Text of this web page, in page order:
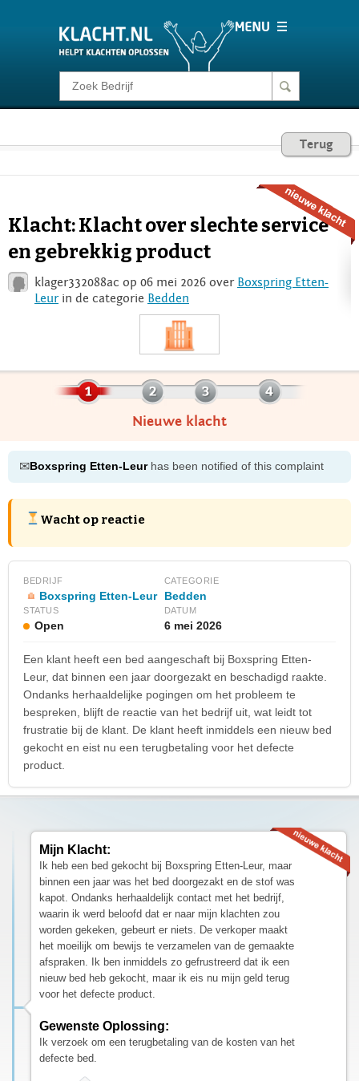
Klacht melden
Consumentenrecht
Voor Bedrijven
Login
Terug
Klacht: Klacht over slechte service
en gebrekkig product
klager332088ac op 06 mei 2026 over Boxspring Etten-
Leurin de categorie Bedden
Nieuwe klacht
✉Boxspring Etten-Leurhas been notified of this complaint
Wacht op reactie
BEDRIJF
Boxspring Etten-Leur
CATEGORIE
Bedden
STATUS
Open
DATUM
6 mei 2026
Een klant heeft een bed aangeschaft bij Boxspring Etten-
Leur, dat binnen een jaar doorgezakt en beschadigd raakte.
Ondanks herhaaldelijke pogingen om het probleem te
bespreken, blijft de reactie van het bedrijf uit, wat leidt tot
frustratie bij de klant. De klant heeft inmiddels een nieuw bed
gekocht en eist nu een terugbetaling voor het defecte
product.
Mijn Klacht:
Ik heb een bed gekocht bij Boxspring Etten-Leur, maar
binnen een jaar was het bed doorgezakt en de stof was
kapot. Ondanks herhaaldelijk contact met het bedrijf,
waarin ik werd beloofd dat er naar mijn klachten zou
worden gekeken, gebeurt er niets. De verkoper maakt
het moeilijk om bewijs te verzamelen van de gemaakte
afspraken. Ik ben inmiddels zo gefrustreerd dat ik een
nieuw bed heb gekocht, maar ik eis nu mijn geld terug
voor het defecte product.
Gewenste Oplossing:
Ik verzoek om een terugbetaling van de kosten van het
defecte bed.